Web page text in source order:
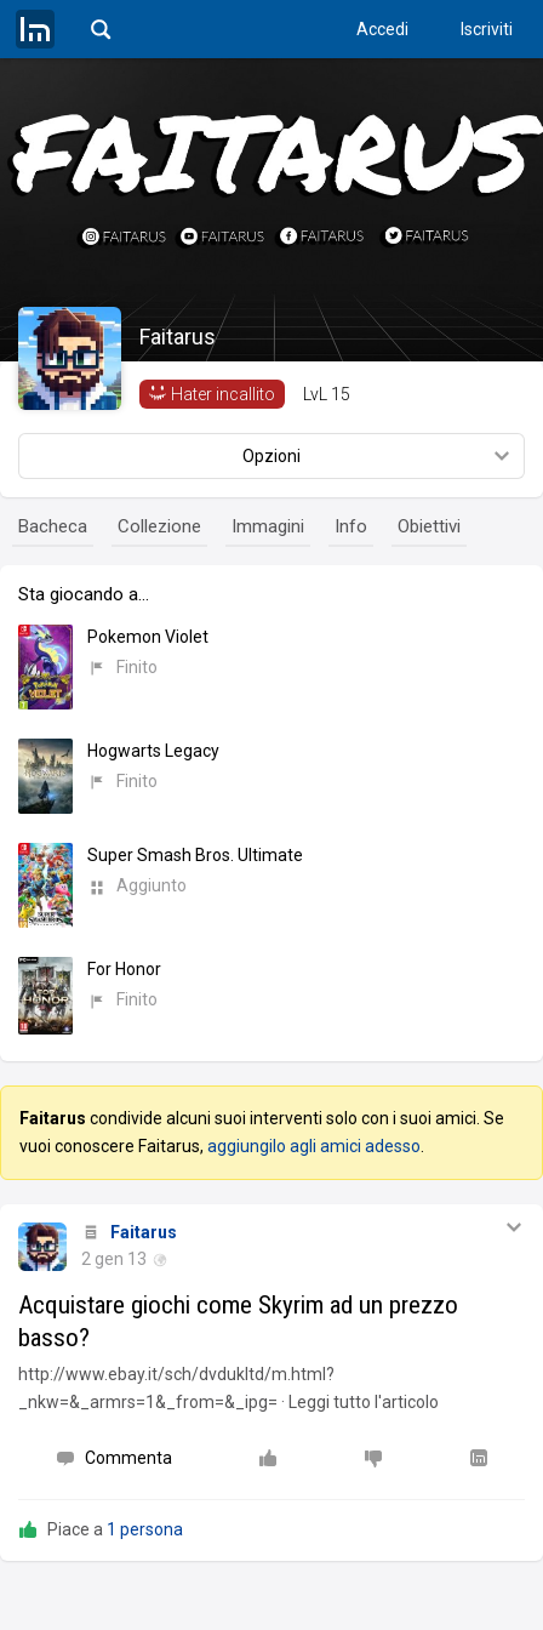
Accedi Iscriviti
Faitarus
Hater incallito LvL 15
Opzioni
Bacheca Collezione Immagini Info Obiettivi
Sta giocando a…
Pokemon Violet
Finito
Hogwarts Legacy
Finito
Super Smash Bros. Ultimate
Aggiunto
For Honor
Finito
Faitarus condivide alcuni suoi interventi solo con i suoi amici. Se
vuoi conoscere Faitarus, aggiungilo agli amici adesso
Faitarus
2 gen 13
Acquistare giochi come Skyrim ad un prezzo
basso?
http://www.ebay.it/sch/dvdukltd/m.html?
_nkw=&_armrs=1&_from=&_ipg= · Leggi tutto l'articolo
Commenta
Piace a 1 persona